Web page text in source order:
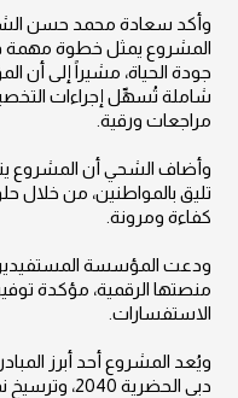
وأكد سعادة محمد حسن
المشروع يمثل خطوة مهمة
جودة الحياة، مشيراً إلى
شاملة تُسهِّل إجراءات
مراجعات ورقية.
وأضاف الشحي أن المشروع
تليق بالمواطنين، من خلال
كفاءة ومرونة.
ودعت المؤسسة المستفيدين
منصتها الرقمية، مؤكدة
الاستفسارات.
ويُعد المشروع أحد أبرز
دبي الحضرية